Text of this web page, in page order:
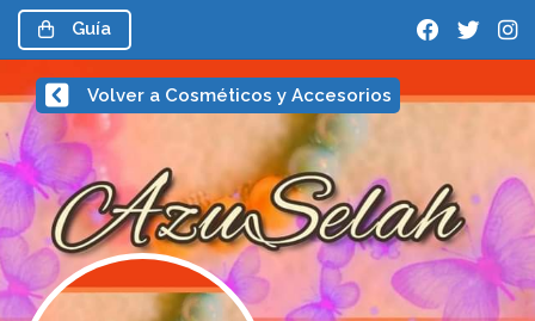
Guía
Volver a Cosméticos y Accesorios